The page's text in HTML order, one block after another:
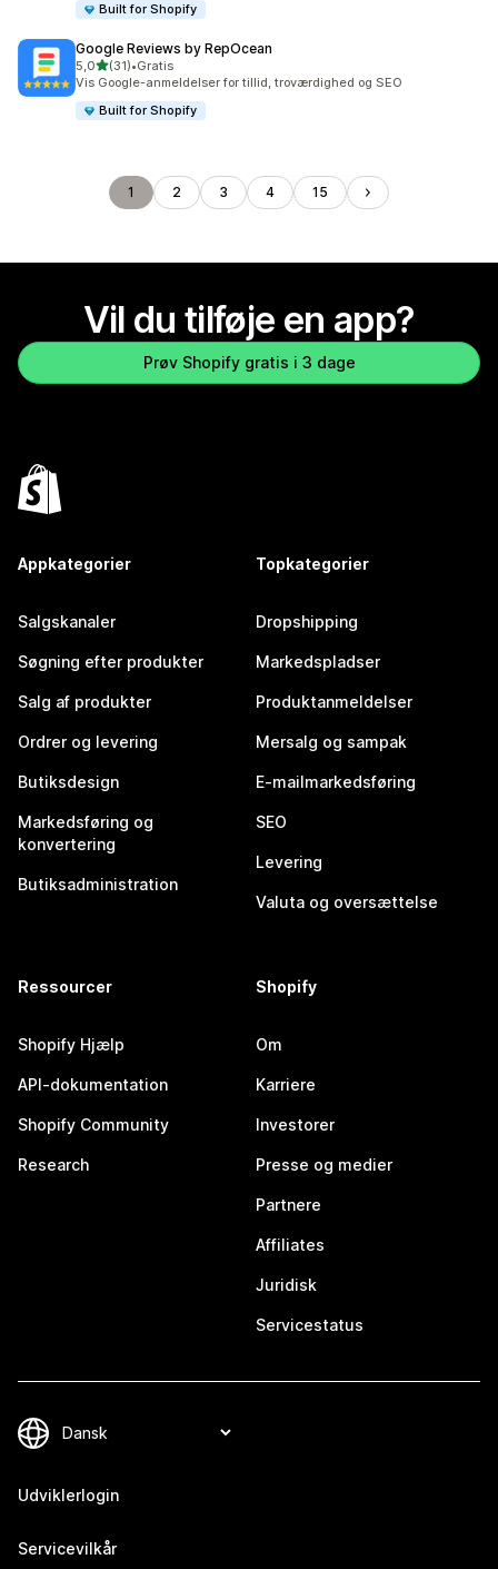
Built for Shopify
Google Reviews by RepOcean
5,0ud af 5 stjerner
(31)
31 anmeldelser i alt
•Gratis
Vis Google-anmeldelser for tillid, troværdighed og SEO
Built for Shopify
1 2 3 4 15
Vil du tilføje en app?
Prøv Shopify gratis i 3 dage
Appkategorier
Salgskanaler
Søgning efter produkter
Salg af produkter
Ordrer og levering
Butiksdesign
Markedsføring og
konvertering
Butiksadministration
Topkategorier
Dropshipping
Markedspladser
Produktanmeldelser
Mersalg og sampak
E-mailmarkedsføring
SEO
Levering
Valuta og oversættelse
Ressourcer
Shopify Hjælp
API-dokumentation
Shopify Community
Research
Shopify
Om
Karriere
Investorer
Presse og medier
Partnere
Affiliates
Juridisk
Servicestatus
Udviklerlogin
Servicevilkår